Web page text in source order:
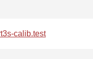
calib.test